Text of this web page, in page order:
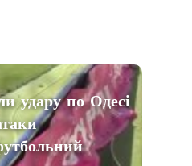
удару по Одесі